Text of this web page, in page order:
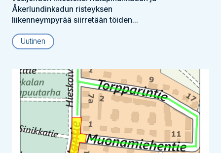
Åkerlundinkadun risteyksen
liikenneympyrää siirretään töiden...
Uutinen